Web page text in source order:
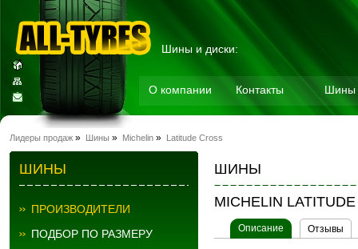
Шины и диски:
О компании Контакты Шины
Лидеры продаж » Шины » Michelin » Latitude Cross
ШИНЫ
ПРОИЗВОДИТЕЛИ
ПОДБОР ПО РАЗМЕРУ
ШИНЫ
MICHELIN
Описание Отзывы